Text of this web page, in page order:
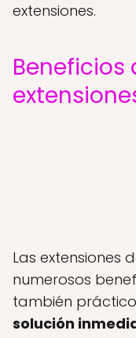
extensiones.
Beneficios
Las extensiones
numerosos
también
solución